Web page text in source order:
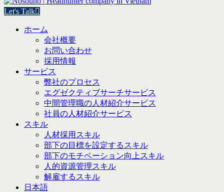
Let's Talk
ホーム
会社概要
お問い合わせ
採用情報
サービス
弊社のプロセス
エグゼクティブサーチサービス
中間管理職の人材紹介サービス
社員の人材紹介サービス
スキル
人材採用スキル
部下の目標を設定するスキル
部下のモチベーション向上スキル
人的資源管理スキル
解雇するスキル
日本語